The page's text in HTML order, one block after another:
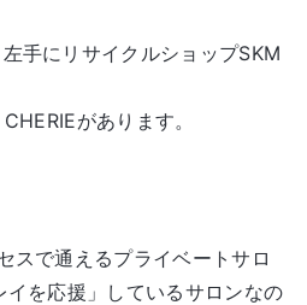
手にリサイクルショップSKM
があります。
スで通えるプライベートサロ
を応援」しているサロンなの